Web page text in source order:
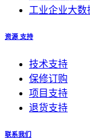
工业企业大数
资源 支持
技术支持
保修订购
项目支持
退货支持
联系我们